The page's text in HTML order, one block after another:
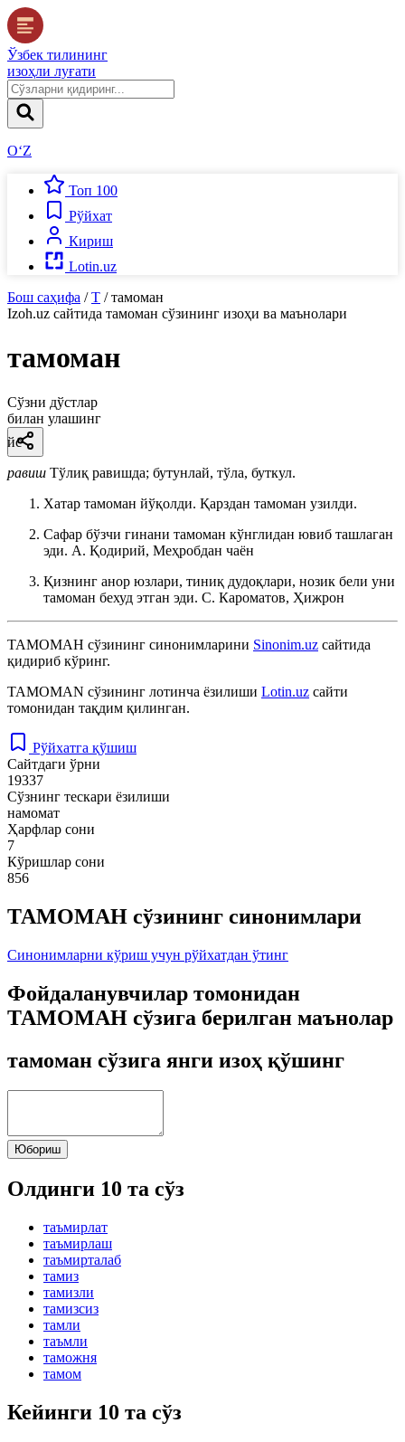
Ўзбек тилининг
изоҳли луғати
O‘Z
Топ 100
Рўйхат
Кириш
Lotin.uz
Бош саҳифа / Т / тамоман
Izoh.uz сайтида тамоман сўзининг изоҳи ва маънолари
тамоман
Сўзни дўстлар
билан улашинг
йс
равиш Тўлиқ равишда; бутунлай, тўла, буткул.
Хатар тамоман йўқолди. Қарздан тамоман узилди.
Сафар бўзчи гинани тамоман кўнглидан ювиб ташлаган
эди. А. Қодирий, Меҳробдан чаён
Қизнинг анор юзлари, тиниқ дудоқлари, нозик бели уни
тамоман бехуд этган эди. С. Кароматов, Ҳижрон
ТАМОМАН сўзининг синонимларини Sinonim.uz сайтида
қидириб кўринг.
TAMOMAN сўзининг лотинча ёзилиши Lotin.uz сайти
томонидан тақдим қилинган.
Рўйхатга қўшиш
Сайтдаги ўрни
19337
Сўзнинг тескари ёзилиши
намомат
Ҳарфлар сони
7
Кўришлар сони
856
ТАМОМАН сўзининг синонимлари
Синонимларни кўриш учун рўйхатдан ўтинг
Фойдаланувчилар томонидан
ТАМОМАН сўзига берилган маънолар
тамоман сўзига янги изоҳ қўшинг
Юбориш
Олдинги 10 та сўз
таъмирлат
таъмирлаш
таъмирталаб
тамиз
тамизли
тамизсиз
тамли
таъмли
таможня
тамом
Кейинги 10 та сўз